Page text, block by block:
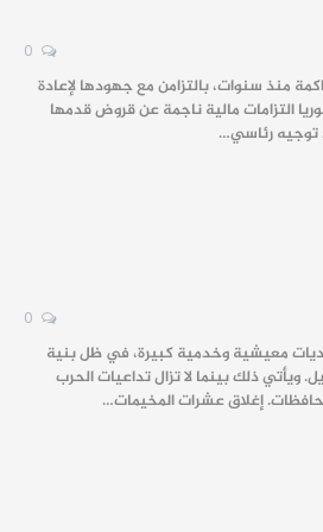
منذ سنوات، بالتزامن مع جهودها لإعادة
ويُعد هذا الملف من القضايا المالية التي تعود إلى ما قبل عام 2011، إذ ترتبت على سوريا التزامات مالية ناجمة عن قروض قدمها
معيشية وخدمية كبيرة، في ظل بنية
ذلك بينما لا تزال تداعيات الحرب
إغلاق عشرات المخيمات…